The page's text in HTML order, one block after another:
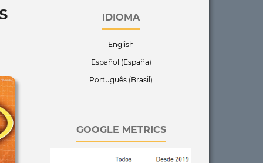
IDIOMA
English
Español (España)
Português (Brasil)
GOOGLE METRICS